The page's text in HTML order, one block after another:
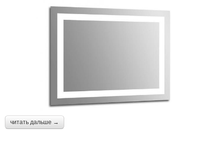
читать дальше →